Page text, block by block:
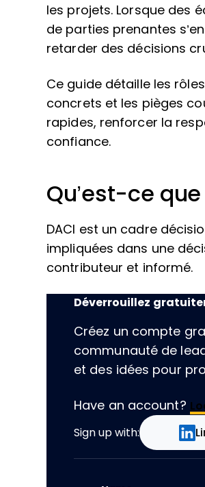
les projets. Lorsque des
de parties prenantes
retarder des décisions
Ce guide détaille les
concrets et les pièges
rapides, renforcer la
confiance.
Qu’est-ce que
DACI est un cadre
impliquées dans une
contributeur et informé.
Déverrouillez
Créez un compte
communauté de
et des idées pour
Have an account?
Sign up with: